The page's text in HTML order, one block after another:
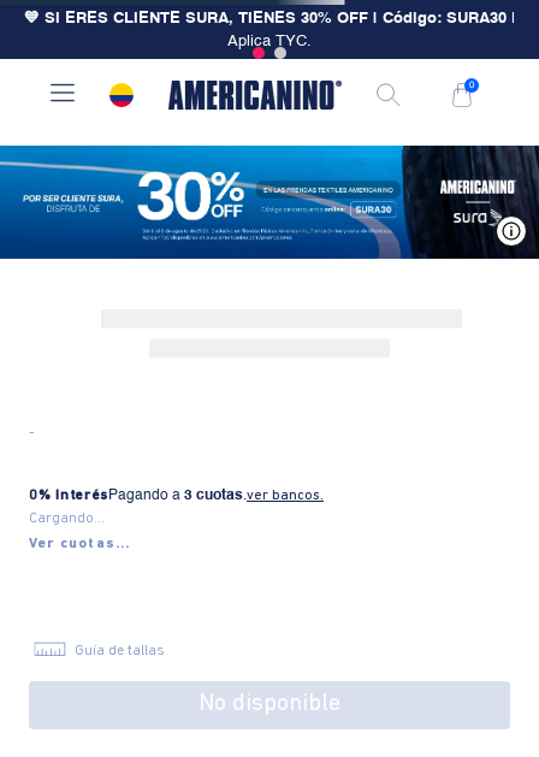
💙 SI ERES CLIENTE SURA, TIENES 30% OFF | Código: SURA30
Aplica TYC.
0
-
0% Interés Pagando a 3 cuotas.ver bancos.
Cargando...
Ver cuotas...
Guía de tallas
No disponible